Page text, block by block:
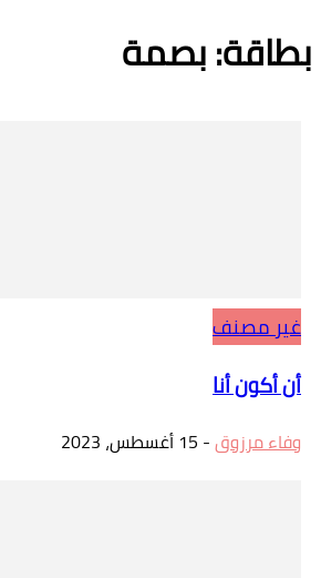
بطاقة: بصمة
غير مصنف
أن أكون أنا
وفاء مرزوق- 15 أغسطس، 2023